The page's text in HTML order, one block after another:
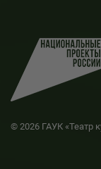
© 2026 ГАУК «Театр